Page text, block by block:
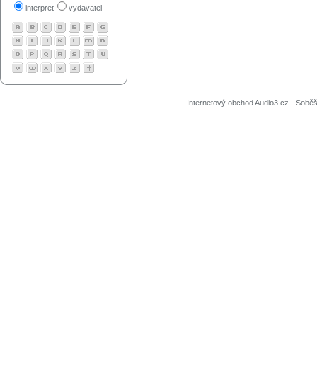
interpret vydavatel
Internetový obchod Audio3.cz -